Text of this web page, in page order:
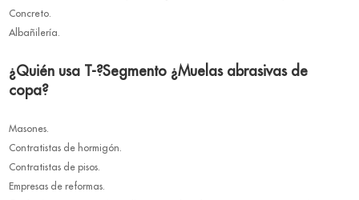
Concreto.
Albañilería.
¿Quién usa T-?Segmento ¿Muelas abrasivas de
copa?
Masones.
Contratistas de hormigón.
Contratistas de pisos.
Empresas de reformas.